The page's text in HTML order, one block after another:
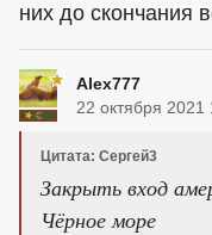
них до скончания
Alex777
22 октября 2021
Цитата: Сергей3
Закрыть вход
Чёрное море